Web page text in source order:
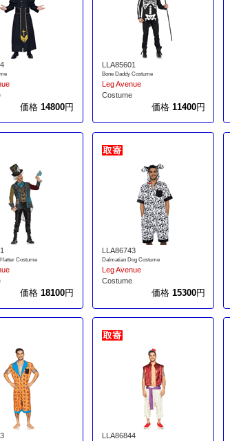
価格14800円
LLA85601
Bone Daddy Costume
Leg Avenue
Costume
価格 11400円
Costume
価格18100円
LLA86743
Dalmatian Dog Costume
Leg Avenue
Costume
価格 15300円
LLA86844